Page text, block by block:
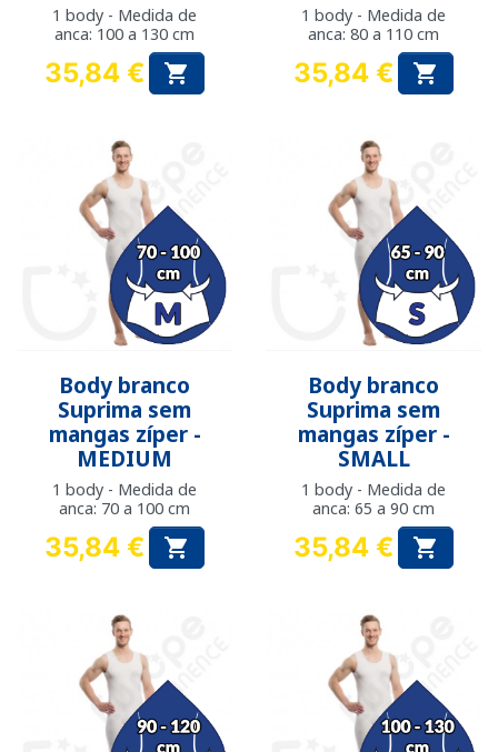
1 body - Medida de
anca: 100 a 130 cm
Preço
35,84 € 
1 body - Medida de
anca: 80 a 110 cm
Preço
35,84 € 
Body branco
Suprima sem
mangas zíper -
MEDIUM
1 body - Medida de
anca: 70 a 100 cm
Preço
35,84 € 
Body branco
Suprima sem
mangas zíper -
SMALL
1 body - Medida de
anca: 65 a 90 cm
Preço
35,84 € 